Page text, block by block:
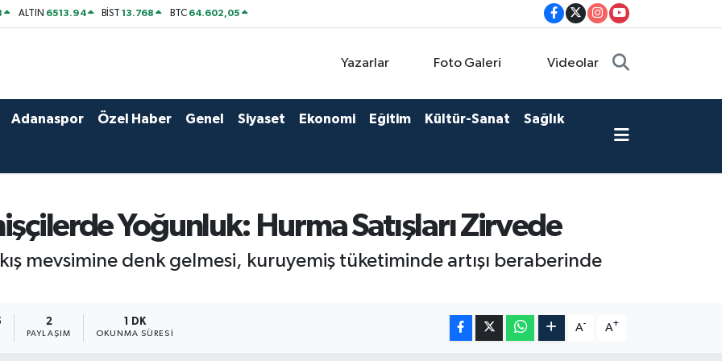
ALTIN 6513.94 BİST13.768 BTC 64.602,05
Yazarlar Foto Galeri Videolar
Adanaspor Özel Haber Genel Siyaset Ekonomi Eğitim Kültür-Sanat Sağlık
Yoğunluk: Hurma Satışları Zirvede
kış mevsimine denk gelmesi, kuruyemiş tüketiminde artışı beraberinde
2
PAYLAŞIM
1 DK
OKUNMA SÜRESI
A- A+